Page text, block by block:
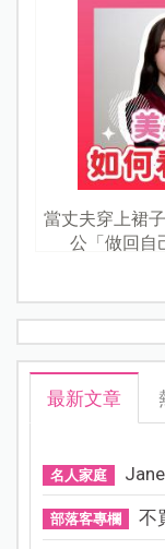
當丈夫穿上裙
公「做回自
最新文章
名人家庭
部落客專欄 不